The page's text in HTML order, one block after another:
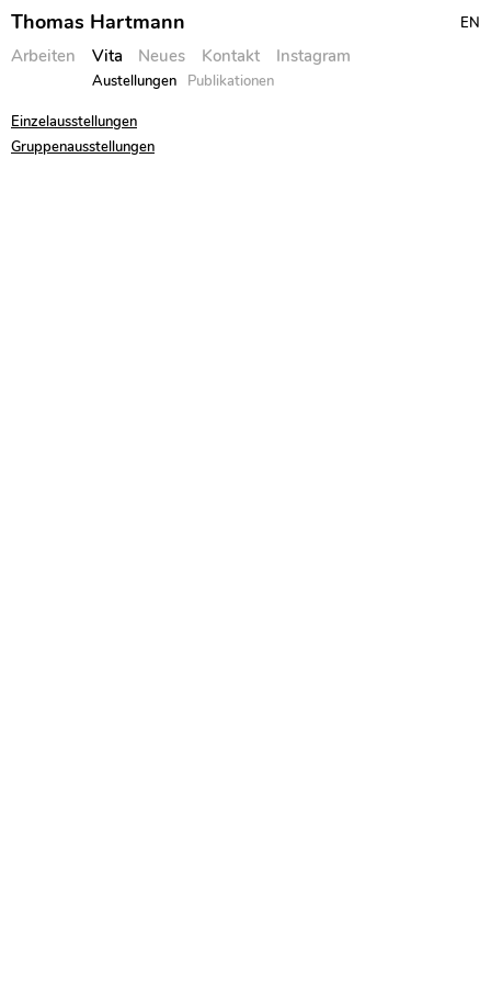
Skip
to
Thomas Hartmann
Arbeiten Vita
Austellungen Publikationen
Neues Kontakt Instagram
EN
Einzelausstellungen
Gruppenausstellungen